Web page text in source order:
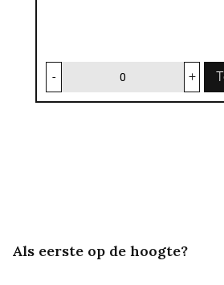
- +
Als eerste op de hoogte?